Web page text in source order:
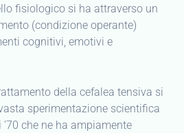
fisiologico si ha attraverso un
(condizione operante)
cognitivi, emotivi e
della cefalea tensiva si
sperimentazione scientifica
che ne ha ampiamente